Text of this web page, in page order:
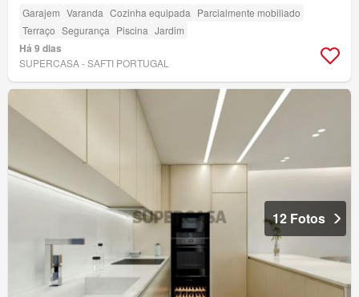
Garajem Varanda Cozinha equipada Parcialmente mobiliado
Terraço Segurança Piscina Jardim
Há 9 dias
SUPERCASA - SAFTI PORTUGAL
12 Fotos